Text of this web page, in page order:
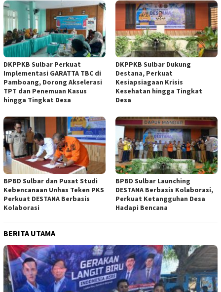
DKPPKB Sulbar Perkuat
Implementasi GARATTA TBC di
Pamboang, Dorong Akselerasi
TPT dan Penemuan Kasus
hingga Tingkat Desa
DKPPKB Sulbar Dukung
Destana, Perkuat
Kesiapsiagaan Krisis
Kesehatan hingga Tingkat
Desa
BPBD Sulbar dan Pusat Studi
Kebencanaan Unhas Teken PKS
Perkuat DESTANA Berbasis
Kolaborasi
BPBD Sulbar Launching
DESTANA Berbasis Kolaborasi,
Perkuat Ketangguhan Desa
Hadapi Bencana
BERITA UTAMA